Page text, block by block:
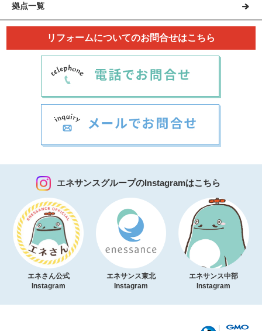
拠点一覧
リフォームについてのお問合せはこちら
エネサンスグループのInstagramはこちら
エネさん公式
Instagram
エネサンス東北
Instagram
エネサンス中部
Instagram